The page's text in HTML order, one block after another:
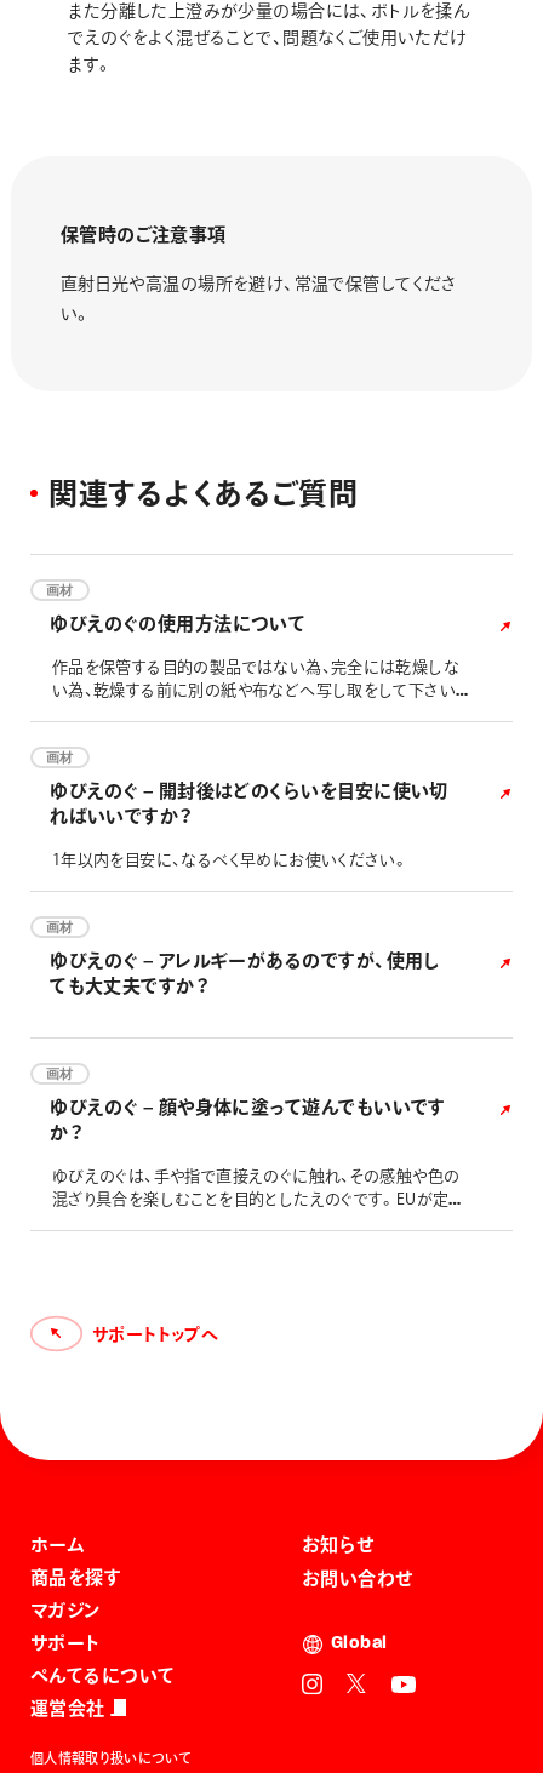
また分離した上澄みが少量の場合には、ボトルを揉ん
でえのぐをよく混ぜることで、問題なくご使用いただけ
ます。
保管時のご注意事項
直射日光や高温の場所を避け、常温で保管してくださ
い。
関 連する よ く ある ご質 問
画材
ゆびえのぐの使用方法について
作品を保管する目的の製品ではない為、完全には乾燥しな
い為、乾燥する前に別の紙や布などへ写し取をして下さい。
ば再び写し取りが出来ます。
画材
ゆびえのぐ – 開封後はどのくらいを目安に使い切
ればいいですか？
1年以内を目安に、なるべく早めにお使いください。
画材
ゆびえのぐ – アレルギーがあるのですが、使用し
ても大丈夫ですか？
画材
ゆびえのぐ – 顔や身体に塗って遊んでもいいです
か？
ゆびえのぐは、手や指で直接えのぐに触れ、その感触や色の
混ざり具合を楽しむことを目的としたえのぐです。EUが定め
トにはおすすめできません。手だけでご使用下さい。
サポートトップへ
ホーム
商品を探す
マガジン
サポート
ぺんてるについて
運営会社
お知らせ
お問い合わせ
Global
個人情報取り扱いについて